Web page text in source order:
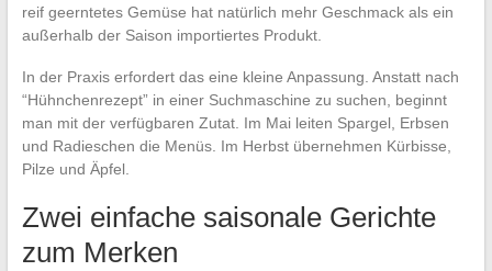
reif geerntetes Gemüse hat natürlich mehr Geschmack als ein
außerhalb der Saison importiertes Produkt.
In der Praxis erfordert das eine kleine Anpassung. Anstatt nach
“Hühnchenrezept” in einer Suchmaschine zu suchen, beginnt
man mit der verfügbaren Zutat. Im Mai leiten Spargel, Erbsen
und Radieschen die Menüs. Im Herbst übernehmen Kürbisse,
Pilze und Äpfel.
Zwei einfache saisonale Gerichte
zum Merken